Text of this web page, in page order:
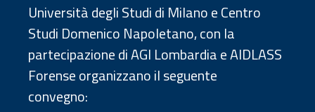
Università degli Studi di Milano e Centro
Studi Domenico Napoletano, con la
partecipazione di AGI Lombardia e AIDLASS
Forense organizzano il seguente
convegno: